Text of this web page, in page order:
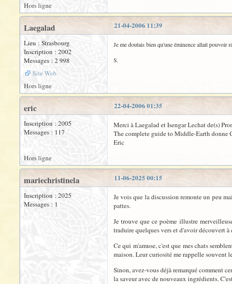
Hors ligne
21-04-2006 11:39
Laegalad
Lieu : Strasbourg
Inscription : 2002
Messages : 2 998
Site Web
Je me doutais bien qu'une éminence allait pouvoir
S.
Hors ligne
22-04-2006 01:35
eric
Inscription : 2005
Messages : 117
Merci à Laegalad et Isengar Lechat de(s)
The complete guide to Middle-Earth donne
Eric
Hors ligne
11-06-2025 00:15
mariechristinela
Inscription : 2025
Messages : 1
Je vois que la discussion remonte un peu
pattes.
Je trouve que ce poème illustre
traduire quelques vers et d'avoir découvert
Ce qui m'amuse, c'est que mes chats
maison. Leur curiosité me rappelle souvent
Sinon, avez-vous déjà remarqué comment
la saveur avec de nouveaux ingrédients.